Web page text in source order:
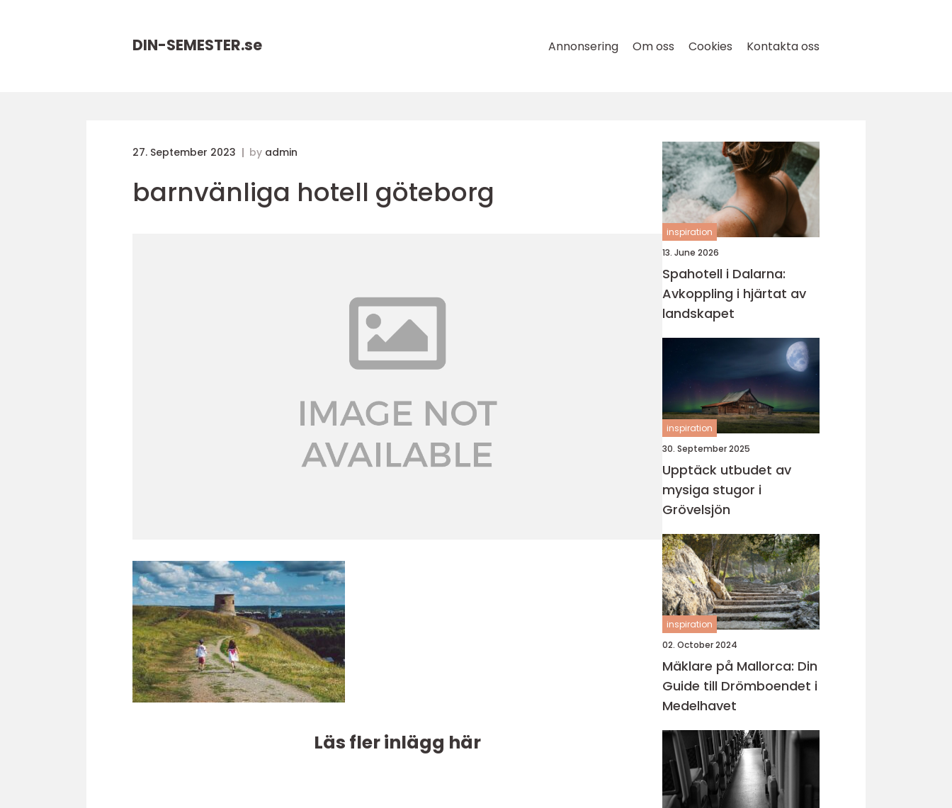
DIN-SEMESTER.se Annonsering Om oss Cookies Kontakta oss
27. September 2023 by admin
barnvänliga hotell göteborg
Läs fler inlägg här
inspiration
13. June 2026
Spahotell i Dalarna:
Avkoppling i hjärtat av
landskapet
inspiration
30. September 2025
Upptäck utbudet av
mysiga stugor i
Grövelsjön
inspiration
02. October 2024
Mäklare på Mallorca: Din
Guide till Drömboendet i
Medelhavet